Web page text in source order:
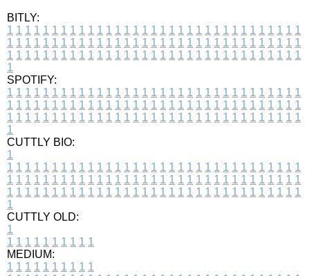
BITLY:
1 1 1 1 1 1 1 1 1 1 1 1 1 1 1 1 1 1 1 1 1 1 1 1 1 1 1 1 1 1 1 1 1
1 1 1 1 1 1 1 1 1 1 1 1 1 1 1 1 1 1 1 1 1 1 1 1 1 1 1 1 1 1 1 1 1
1 1 1 1 1 1 1 1 1 1 1 1 1 1 1 1 1 1 1 1 1 1 1 1 1 1 1 1 1 1 1 1 1
1
SPOTIFY:
1 1 1 1 1 1 1 1 1 1 1 1 1 1 1 1 1 1 1 1 1 1 1 1 1 1 1 1 1 1 1 1 1
1 1 1 1 1 1 1 1 1 1 1 1 1 1 1 1 1 1 1 1 1 1 1 1 1 1 1 1 1 1 1 1 1
1 1 1 1 1 1 1 1 1 1 1 1 1 1 1 1 1 1 1 1 1 1 1 1 1 1 1 1 1 1 1 1 1
1
CUTTLY BIO:
1
1 1 1 1 1 1 1 1 1 1 1 1 1 1 1 1 1 1 1 1 1 1 1 1 1 1 1 1 1 1 1 1 1
1 1 1 1 1 1 1 1 1 1 1 1 1 1 1 1 1 1 1 1 1 1 1 1 1 1 1 1 1 1 1 1 1
1 1 1 1 1 1 1 1 1 1 1 1 1 1 1 1 1 1 1 1 1 1 1 1 1 1 1 1 1 1 1 1 1
1
CUTTLY OLD:
1
1 1 1 1 1 1 1 1 1 1
MEDIUM:
1 1 1 1 1 1 1 1 1 1